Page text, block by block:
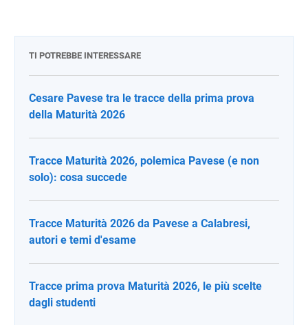
TI POTREBBE INTERESSARE
Cesare Pavese tra le tracce della prima prova
della Maturità 2026
Tracce Maturità 2026, polemica Pavese (e non
solo): cosa succede
Tracce Maturità 2026 da Pavese a Calabresi,
autori e temi d'esame
Tracce prima prova Maturità 2026, le più scelte
dagli studenti